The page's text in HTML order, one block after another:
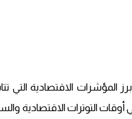
الاقتصادية التي